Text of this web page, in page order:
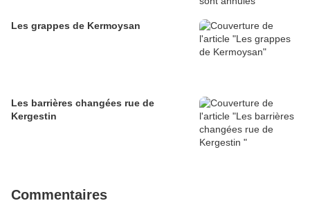
Les grappes de Kermoysan
Les barrières changées rue de
Kergestin
Commentaires